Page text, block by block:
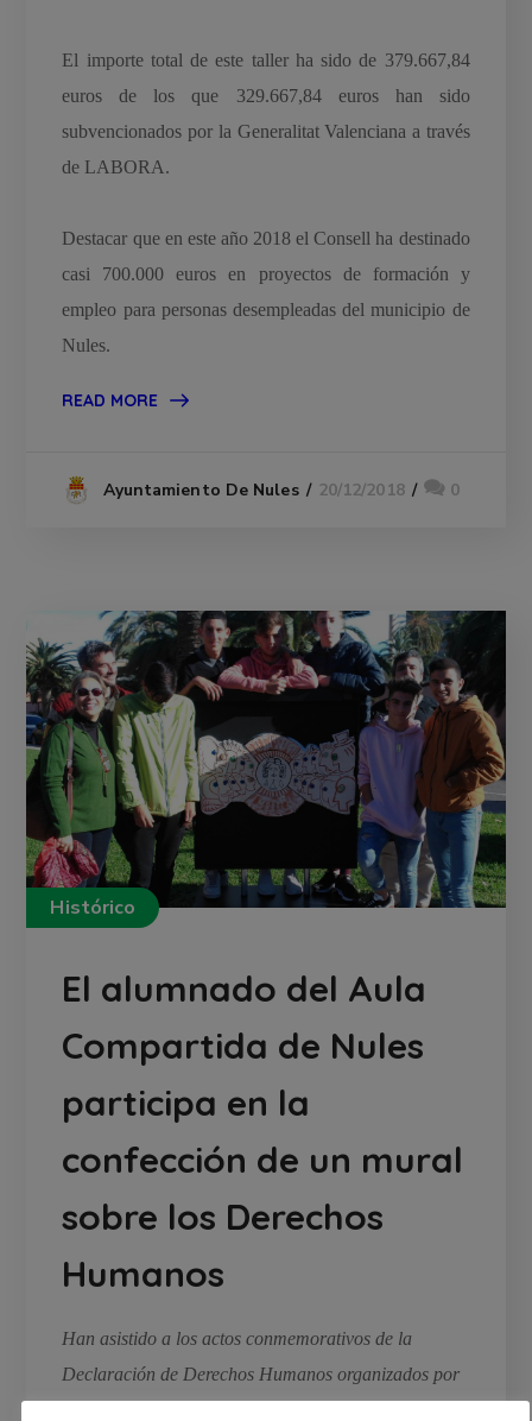
El importe total de este taller ha sido de 379.667,84
euros de los que 329.667,84 euros han sido
subvencionados por la Generalitat Valenciana a través
de LABORA.
Destacar que en este año 2018 el Consell ha destinado
casi 700.000 euros en proyectos de formación y
empleo para personas desempleadas del municipio de
Nules.
READ MORE
Ayuntamiento De Nules 20/12/2018 0
Histórico
El alumnado del Aula
Compartida de Nules
participa en la
confección de un mural
sobre los Derechos
Humanos
Han asistido a los actos conmemorativos de la
Declaración de Derechos Humanos organizados por